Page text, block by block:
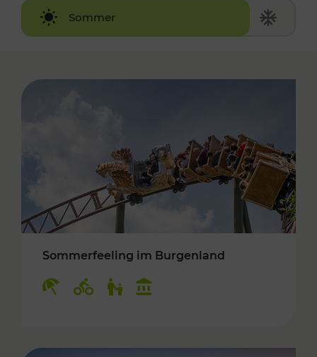
Sommer
Winter
Sommerfeeling im Burgenland